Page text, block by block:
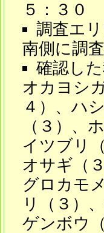
５：３０
調査エ
南側に調
確認し
オカヨシ
４）、ハ
（３）、
イツブリ
オサギ（
グロカモ
リ（３）
ゲンボウ